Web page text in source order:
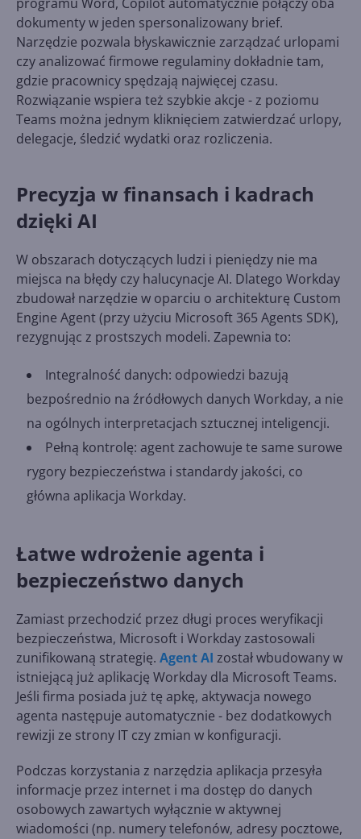
dokumenty w jeden spersonalizowany brief.
Narzędzie pozwala błyskawicznie zarządzać urlopami
czy analizować firmowe regulaminy dokładnie tam,
gdzie pracownicy spędzają najwięcej czasu.
Rozwiązanie wspiera też szybkie akcje - z poziomu
Teams można jednym kliknięciem zatwierdzać urlopy,
delegacje, śledzić wydatki oraz rozliczenia.
Precyzja w finansach i kadrach
dzięki AI
W obszarach dotyczących ludzi i pieniędzy nie ma
miejsca na błędy czy halucynacje AI. Dlatego Workday
zbudował narzędzie w oparciu o architekturę Custom
Engine Agent (przy użyciu Microsoft 365 Agents SDK),
rezygnując z prostszych modeli. Zapewnia to:
Integralność danych: odpowiedzi bazują
bezpośrednio na źródłowych danych Workday, a nie
na ogólnych interpretacjach sztucznej inteligencji.
Pełną kontrolę: agent zachowuje te same surowe
rygory bezpieczeństwa i standardy jakości, co
główna aplikacja Workday.
Łatwe wdrożenie agenta i
bezpieczeństwo danych
Zamiast przechodzić przez długi proces weryfikacji
bezpieczeństwa, Microsoft i Workday zastosowali
zunifikowaną strategię. Agent AI został wbudowany w
istniejącą już aplikację Workday dla Microsoft Teams.
Jeśli firma posiada już tę apkę, aktywacja nowego
agenta następuje automatycznie - bez dodatkowych
rewizji ze strony IT czy zmian w konfiguracji.
Podczas korzystania z narzędzia aplikacja przesyła
informacje przez internet i ma dostęp do danych
osobowych zawartych wyłącznie w aktywnej
wiadomości (np. numery telefonów, adresy pocztowe,